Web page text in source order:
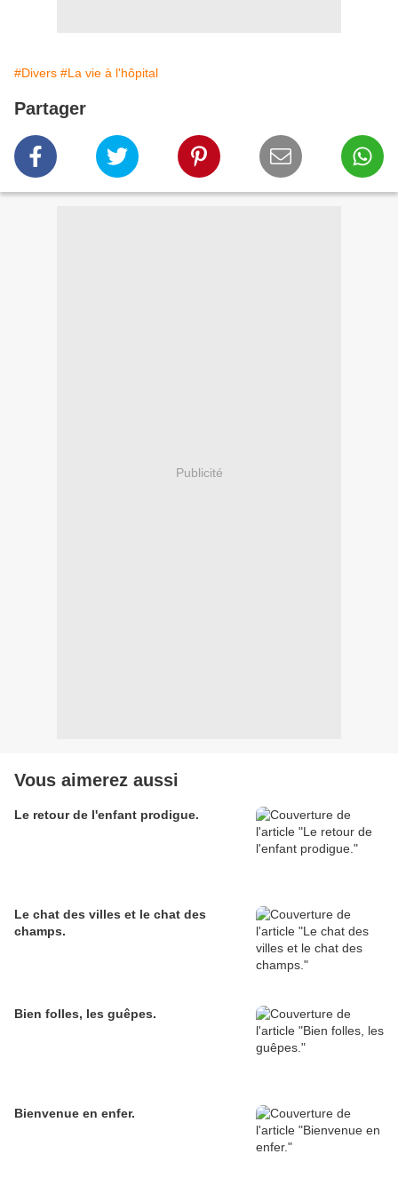
#Divers #La vie à l'hôpital
Partager
Publicité
Vous aimerez aussi
Le retour de l'enfant prodigue.
Le chat des villes et le chat des
champs.
Bien folles, les guêpes.
Bienvenue en enfer.